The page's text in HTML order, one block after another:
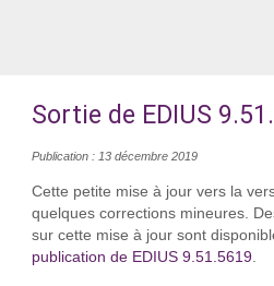
Sortie de EDIUS
Publication : 13 décembre 2019
Cette petite mise à jour vers la
quelques corrections mineures.
sur cette mise à jour sont
publication de EDIUS 9.51.5619.